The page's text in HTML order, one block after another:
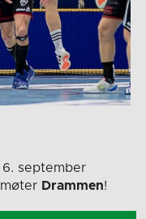
6. september
møter Drammen!